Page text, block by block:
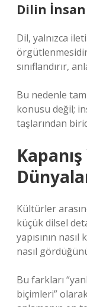
Dilin
Dil, yalnızca
sınıflandırır,
Bu nedenle
konusu değil;
taşlarından
Kültürler
küçük dilsel
yapısının
nasıl
Bu farkları
biçimleri”